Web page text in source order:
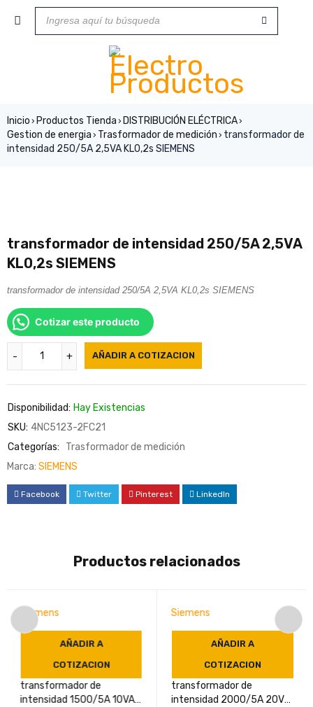
Inicio › Productos Tienda › DISTRIBUCIÓN ELÉCTRICA›
Gestion de energia › Trasformador de medición › transformador de
intensidad 250/5A 2,5VA KL0,2s SIEMENS
transformador de intensidad 250/5A 2,5VA
KL0,2s SIEMENS
transformador de intensidad 250/5A 2,5VA KL0,2s SIEMENS
Cotizar este producto
AÑADIR A COTIZACION
Disponibilidad: Hay Existencias
SKU: 4NC5123-2FC21
Categorías:
Trasformador de medición
Marca: SIEMENS
Facebook Twitter Pinterest LinkedIn
Productos relacionados
Siemens
AÑADIR A
COTIZACION
transformador de
intensidad 1500/5A 10VA
Siemens
AÑADIR A
COTIZACION
transformador de
intensidad 2000/5A 20VA